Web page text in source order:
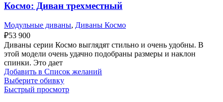
Космо: Диван трехместный
Модульные диваны, Диваны Космо
₽53 900
Диваны серии Космо выглядят стильно и очень удобны. В
этой модели очень удачно подобраны размеры и наклон
спинки. Это дает
Добавить в Список желаний
Выберите обивку
Быстрый просмотр